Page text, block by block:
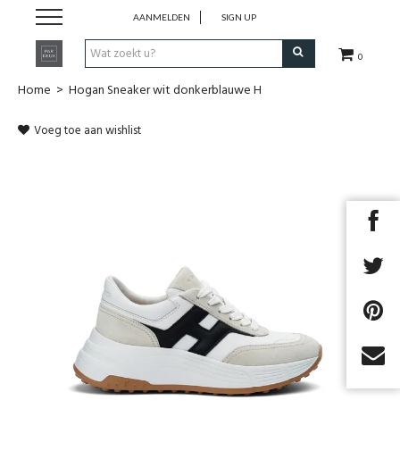
0
AANMELDEN SIGN UP
Zomer '26
Home > Hogan Sneaker wit donkerblauwe H
Voeg toe aan wishlist
Next